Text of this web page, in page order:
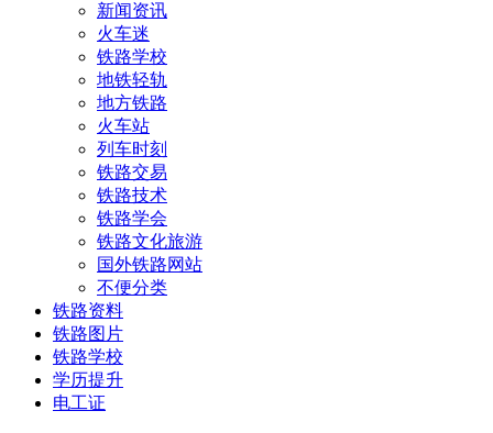
新闻资讯
火车迷
铁路学校
地铁轻轨
地方铁路
火车站
列车时刻
铁路交易
铁路技术
铁路学会
铁路文化旅游
国外铁路网站
不便分类
铁路资料
铁路图片
铁路学校
学历提升
电工证